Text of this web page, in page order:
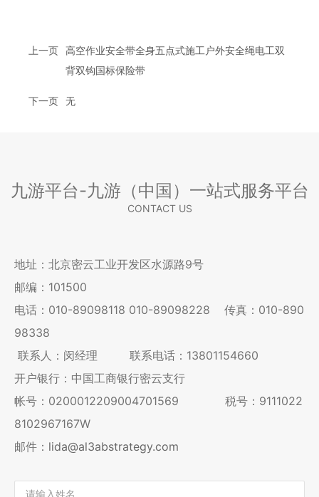
上一页 高空作业安全带全身五点式施工户外安全绳电工双
背双钩国标保险带
下一页 无
九游平台-九游（中国）一站式服务平台
CONTACT US
地址：北京密云工业开发区水源路9号
邮编：101500
电话： 010-89098118 010-89098228 传真：010-890
98338
联系人：闵经理 联系电话：13801154660
开户银行：中国工商银行密云支行
帐号：0200012209004701569 税号：9111022
8102967167W
邮件： lida@al3abstrategy.com